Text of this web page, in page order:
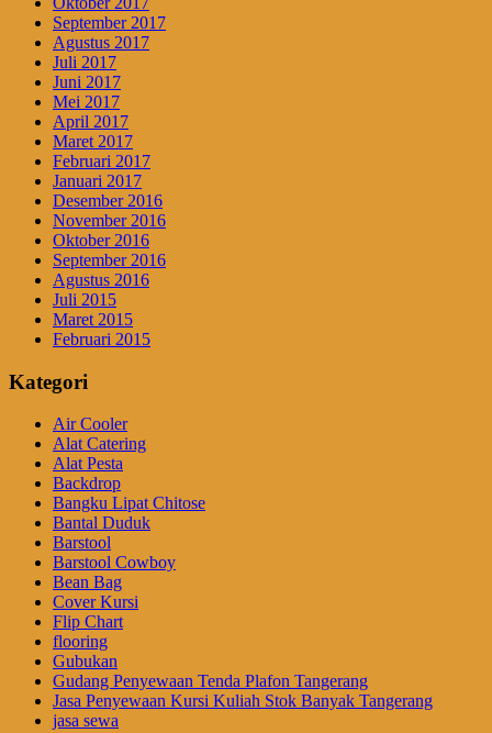
September 2017
Agustus 2017
Juli 2017
Juni 2017
Mei 2017
April 2017
Maret 2017
Februari 2017
Januari 2017
Desember 2016
November 2016
Oktober 2016
September 2016
Agustus 2016
Juli 2015
Maret 2015
Februari 2015
Kategori
Air Cooler
Alat Catering
Alat Pesta
Backdrop
Bangku Lipat Chitose
Bantal Duduk
Barstool
Barstool Cowboy
Bean Bag
Cover Kursi
Flip Chart
flooring
Gubukan
Gudang Penyewaan Tenda Plafon Tangerang
Jasa Penyewaan Kursi Kuliah Stok Banyak Tangerang
jasa sewa